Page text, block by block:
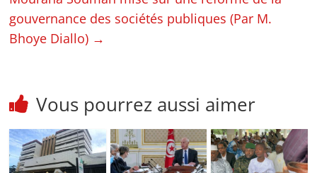
gouvernance des sociétés publiques (Par M.
Bhoye Diallo) →
Vous pourrez aussi aimer